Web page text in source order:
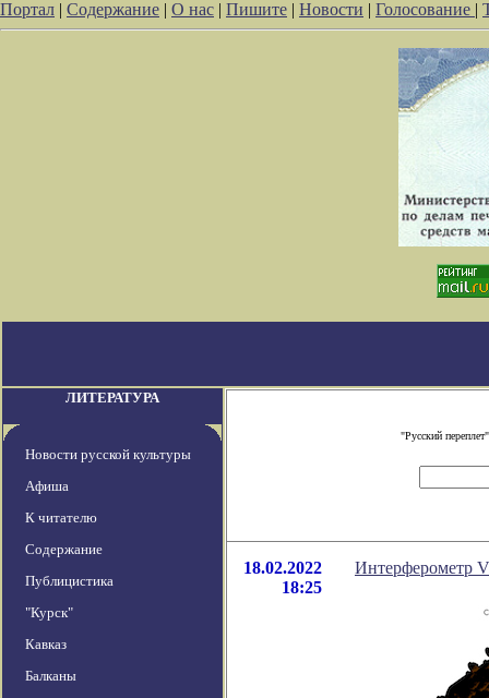
Портал | Содержание | О нас | Пишите | Новости | Голосование |
ЛИТЕРАТУРА
Новости русской культуры
Афиша
К читателю
Содержание
Публицистика
"Курск"
Кавказ
Балканы
"Русский
18.02.2022
18:25
Интерферометр